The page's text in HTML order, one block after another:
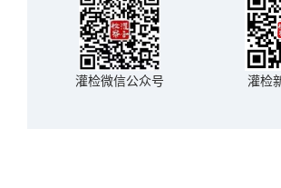
灌检微信公众号 灌检